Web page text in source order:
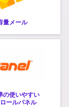
量メール
の使いやすい
ールパネル